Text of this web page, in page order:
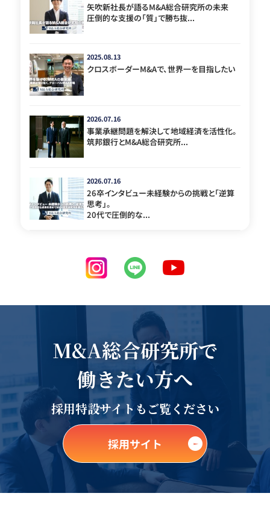
矢吹新社長が語るM&A総合研究所の未来
圧倒的な支援の「質」で勝ち抜...
2025.08.13
クロスボーダーM&Aで、世界一を目指したい
2026.07.16
事業承継問題を解決して地域経済を活性化。
筑邦銀行とM&A総合研究所...
2026.07.16
26卒インタビュー未経験からの挑戦と「逆算
思考」。
20代で圧倒的な...
M&A総合研究所で
働きたい方へ
採用特設サイトもご覧ください
採用サイト